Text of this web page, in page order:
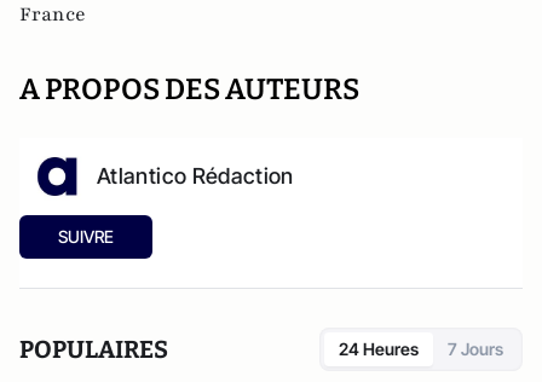
France
A PROPOS DES AUTEURS
Atlantico Rédaction
SUIVRE
POPULAIRES 24 Heures 7 Jours